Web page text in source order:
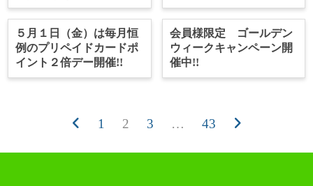
５月１日（金）は毎月恒
例のプリペイドカードポ
イント２倍デー開催!!
会員様限定 ゴールデン
ウィークキャンペーン開
催中!!
投
1 2 3 … 43
次